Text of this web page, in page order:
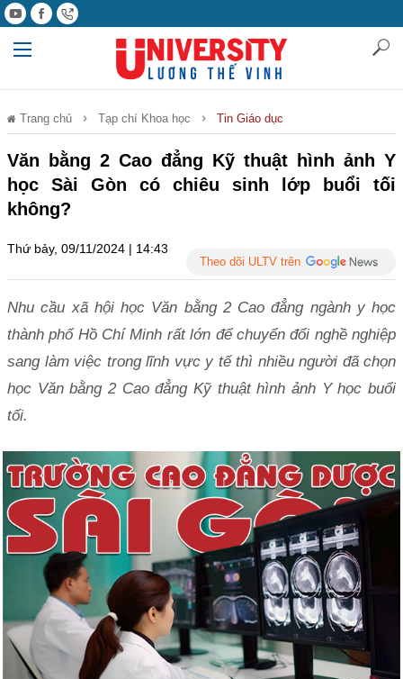
Trang chủ Tạp chí Khoa học Tin Giáo dục
Văn bằng 2 Cao đẳng Kỹ thuật hình ảnh Y
học Sài Gòn có chiêu sinh lớp buổi tối
không?
Thứ bảy, 09/11/2024 | 14:43
Theo dõi ULTV trên
Nhu cầu xã hội học Văn bằng 2 Cao đẳng ngành y học
thành phố Hồ Chí Minh rất lớn để chuyển đổi nghề nghiệp
sang làm việc trong lĩnh vực y tế thì nhiều người đã chọn
học Văn bằng 2 Cao đẳng Kỹ thuật hình ảnh Y học buổi
tối.